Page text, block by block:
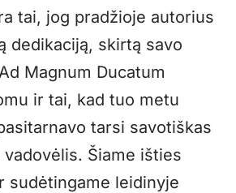
tai, jog pradžioje autorius
dedikaciją, skirtą savo
Magnum Ducatum
ir tai, kad tuo metu
tarsi savotiškas
Šiame išties
sudėtingame leidinyje